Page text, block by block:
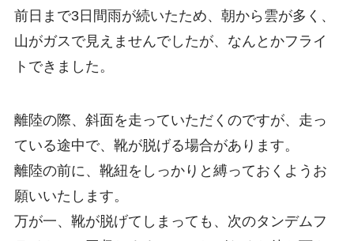
前日まで3日間雨が続いたため、朝から雲が多く、
山がガスで見えませんでしたが、なんとかフライ
トできました。
離陸の際、斜面を走っていただくのですが、走っ
ている途中で、靴が脱げる場合があります。
離陸の前に、靴紐をしっかりと縛っておくようお
願いいたします。
万が一、靴が脱げてしまっても、次のタンデムフ